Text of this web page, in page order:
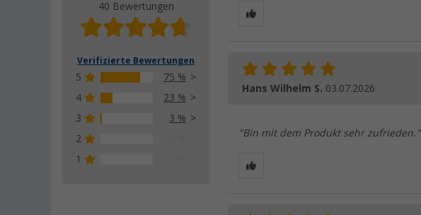
40 Bewertungen
Verifizierte Bewertungen
5
75 %
4
23 %
3
3 %
2
1
Hans Wilhelm S. 03.07.2026
"Bin mit dem Produkt sehr zufrieden."